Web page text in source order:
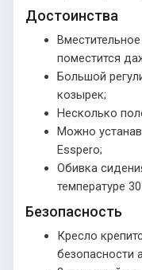
Достоинства
поместится
Большой
козырек;
Несколько
Можно
Esspero;
Обивка
температуре
Безопасность
Кресло
безопасности